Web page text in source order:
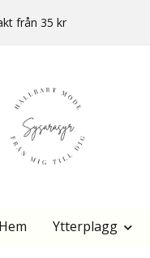
från 35 kr
Hem Ytterplagg